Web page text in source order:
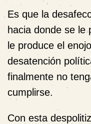
Es que la
hacia donde se le
le produce el
desatención
finalmente no
cumplirse.
Con esta